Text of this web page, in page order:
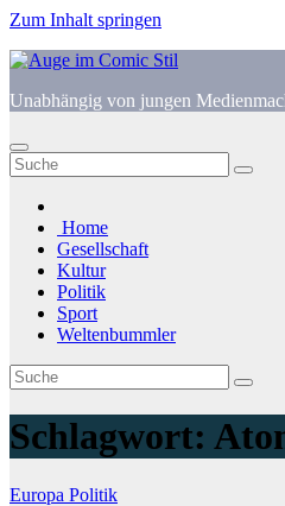
Zum Inhalt springen
Unabhängig von jungen
Home
Gesellschaft
Kultur
Politik
Sport
Weltenbummler
Schlagwort:
Europa Politik